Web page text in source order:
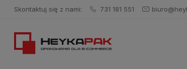
Skontaktuj się z nami: 731 181 551